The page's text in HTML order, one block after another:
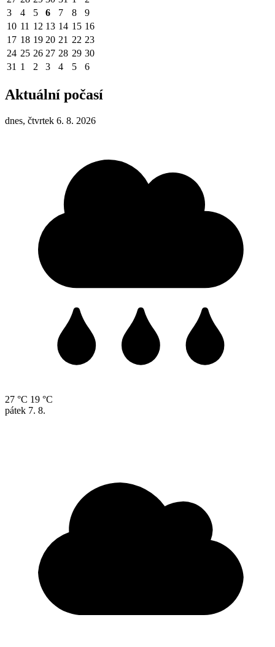
3
4 5 6 7 8
9
10 11 12 13 14 15 16
17 18 19 20 21 22 23
24 25 26 27 28 29 30
31 1 2 3 4 5 6
Aktuální počasí
dnes, čtvrtek 6. 8. 2026
27 °C 19 °C
pátek 7. 8.